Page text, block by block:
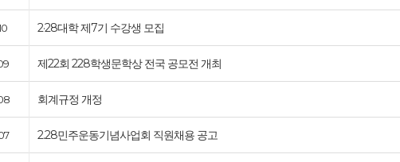
2·28대학 제7기 수강생 모집
제22회 228학생문학상 전국 공모전 개최
회계규정 개정
2.28민주운동기념사업회 직원채용 공고